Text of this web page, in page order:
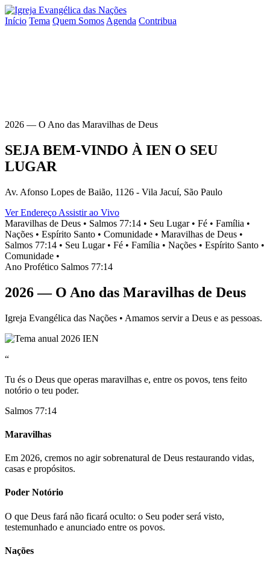
Início Tema Quem Somos Agenda Contribua
2026 — O Ano das Maravilhas de Deus
SEJA BEM-VINDO À IEN O SEU
LUGAR
Av. Afonso Lopes de Baião, 1126 - Vila Jacuí, São Paulo
Ver Endereço Assistir ao Vivo
Maravilhas de Deus • Salmos 77:14 • Seu Lugar • Fé • Família •
Nações • Espírito Santo • Comunidade • Maravilhas de Deus •
Salmos 77:14 • Seu Lugar • Fé • Família • Nações • Espírito Santo •
Comunidade •
Ano Profético Salmos 77:14
2026 — O Ano das Maravilhas de Deus
Igreja Evangélica das Nações • Amamos servir a Deus e as pessoas.
“
Tu és o Deus que operas maravilhas e, entre os povos, tens feito
notório o teu poder.
Salmos 77:14
Maravilhas
Em 2026, cremos no agir sobrenatural de Deus restaurando vidas,
casas e propósitos.
Poder Notório
O que Deus fará não ficará oculto: o Seu poder será visto,
testemunhado e anunciado entre os povos.
Nações